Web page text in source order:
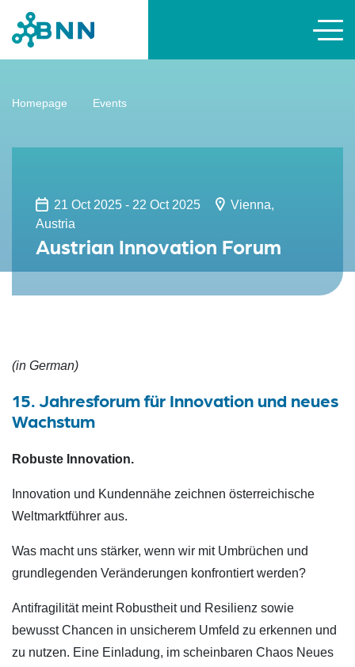
Homepage Events
21 Oct 2025 - 22 Oct 2025
Vienna,
Austria
Austrian Innovation Forum
(in German)
15. Jahresforum für Innovation und neues
Wachstum
Robuste Innovation.
Innovation und Kundennähe zeichnen österreichische
Weltmarktführer aus.
Was macht uns stärker, wenn wir mit Umbrüchen und
grundlegenden Veränderungen konfrontiert werden?
Antifragilität meint Robustheit und Resilienz sowie
bewusst Chancen in unsicherem Umfeld zu erkennen und
zu nutzen. Eine Einladung, im scheinbaren Chaos Neues